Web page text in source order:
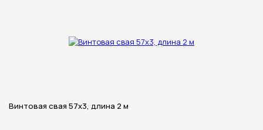
Винтовая свая 57х3, длина 2 м